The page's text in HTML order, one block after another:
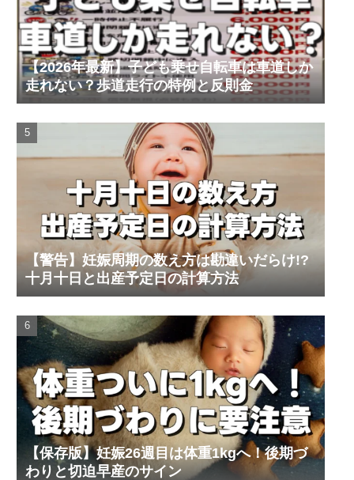
【2026年最新】子ども乗せ自転車は車道しか
走れない？歩道走行の特例と反則金
【警告】妊娠周期の数え方は勘違いだらけ!?
十月十日と出産予定日の計算方法
【保存版】妊娠26週目は体重1kgへ！後期づ
わりと切迫早産のサイン